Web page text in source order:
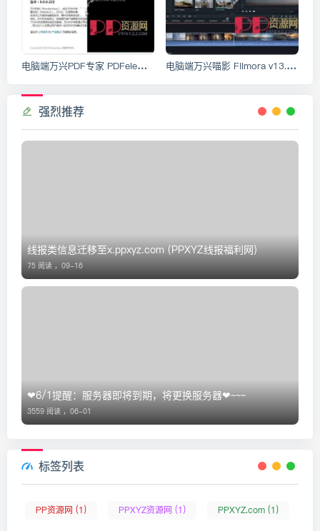
电脑端万兴PDF专家 PDFelement v11.1.1.3173 中文永久激活专业版 电脑端万兴喵影 Filmora v13.6.13.9072 中文绿色特别版 Wondershare Filmora 原
强烈推荐
线报类信息迁移至x.ppxyz.com (PPXYZ线报福利网)
75 阅读 ， 09-16
❤6/1提醒：服务器即将到期，将更换服务器❤~~~
3559 阅读 ， 06-01
标签列表
PP资源网 (1) PPXYZ资源网 (1) PPXYZ.com (1)